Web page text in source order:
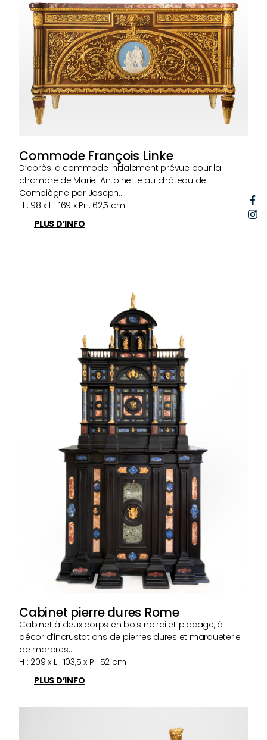
Commode François Linke
D’après la commode initialement prévue pour la
chambre de Marie-Antoinette au château de
Compiègne par Joseph…
H : 98 x L : 169 x Pr : 62,5 cm
PLUS D’INFO
Cabinet pierre dures Rome
Cabinet à deux corps en bois noirci et placage, à
décor d’incrustations de pierres dures et marqueterie
de marbres…
H : 209 x L : 103,5 x P : 52 cm
PLUS D’INFO